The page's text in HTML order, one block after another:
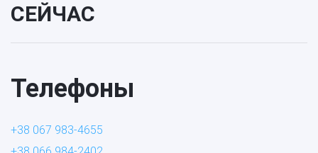
СЕЙЧАС
Телефоны
+38 067 983-4655